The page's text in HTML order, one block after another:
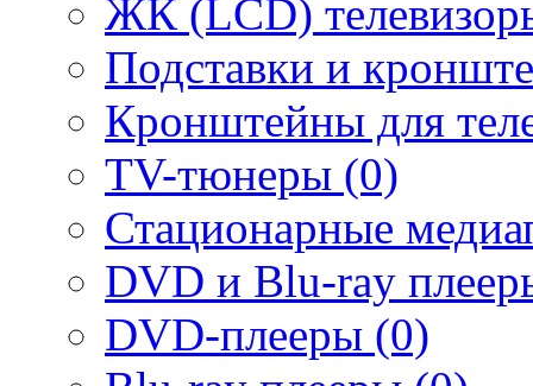
ЖК (LCD)
Подставки и
Кронштейны для
TV-тюнеры (0)
Стационарные
DVD и Blu-ray
DVD-плееры (0)